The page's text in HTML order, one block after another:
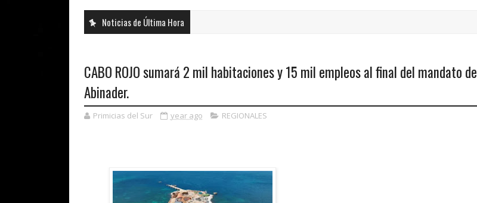
Noticias de Última Hora
CABO ROJO sumará 2 mil habitaciones y 15 mil empleos al final del mandato de
Abinader.
Primicias del Sur year ago REGIONALES